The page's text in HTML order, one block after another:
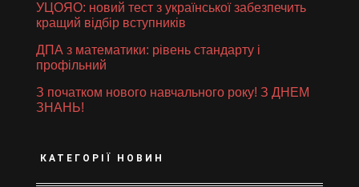
УЦОЯО: новий тест з української забезпечить
кращий відбір вступників
ДПА з математики: рівень стандарту і
профільний
З початком нового навчального року! З ДНЕМ
ЗНАНЬ!
КАТЕГОРІЇ НОВИН